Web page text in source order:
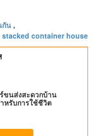
กัน ,
stacked container house
ขนส่งสะดวกบ้าน
หรับการใช้ชีวิต